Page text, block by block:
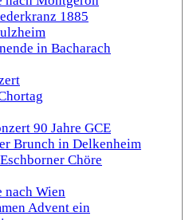
1885
in Bacharach
90 Jahre GCE
Brunch in Delkenheim
Chöre
nach Wien
Advent ein